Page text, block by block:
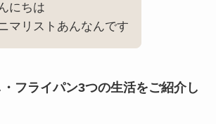
にちは
マリストあんなんです
フライパン3つの生活をご紹介し